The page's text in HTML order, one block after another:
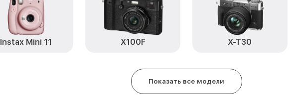
Чистка CCD/CMOS матрицы X-
Замена байонета X-H2S Body
Замена микрофона X-H2S Body
Замена аккумулятора X-H2S
Instax Mini 11 X100F X-T30
Показать все модели